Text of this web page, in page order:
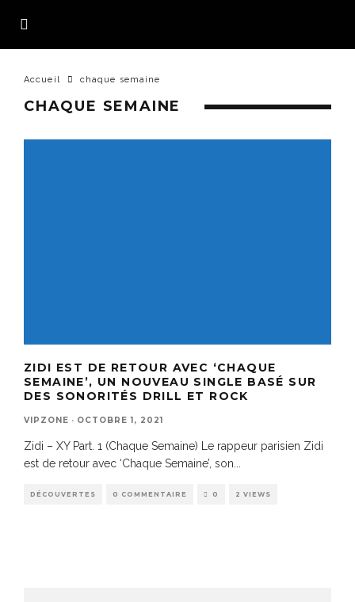
Accueil chaque semaine
CHAQUE SEMAINE
ZIDI EST DE RETOUR AVEC ‘CHAQUE
SEMAINE’, UN NOUVEAU SINGLE BASÉ SUR
DES SONORITÉS DRILL ET ROCK
VIPZONE · OCTOBRE 1, 2021
Zidi – XY Part. 1 (Chaque Semaine) Le rappeur parisien Zidi
est de retour avec ‘Chaque Semaine’, son
DÉCOUVERTES 0 COMMENTAIRE 0 2 VIEWS